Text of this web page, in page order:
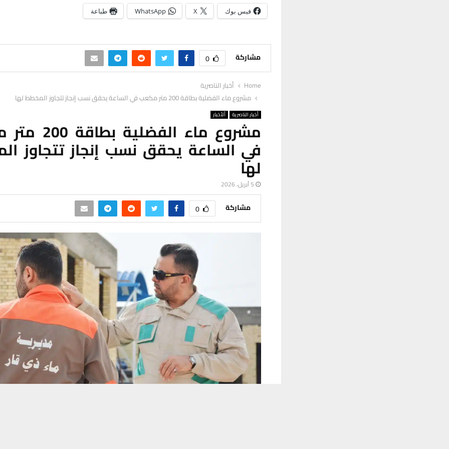
فيس بوك X
WhatsApp طباعة
مشاركة 0
Home
أخبار الناصرية
مشروع ماء الفضلية بطاقة 200 متر مكعب في الساعة يحقق نسب إنجاز تتجاوز المخطط لها
أخبار الناصرية ألأخبار
مشروع ماء
في الساعة يحقق نسب إنجاز تتجاوز
لها
5 أبريل، 2026
مشاركة 0